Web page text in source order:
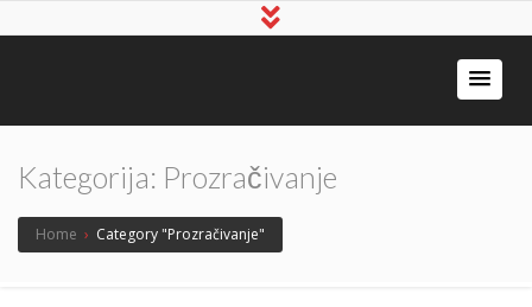
Kategorija: Prozračivanje
Home › Category "Prozračivanje"